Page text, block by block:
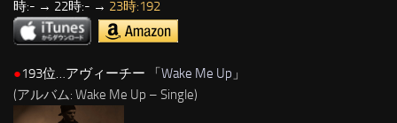
時:- → 22時:- → 23時:192
●193位…アヴィーチー 「Wake Me Up 」
(アルバム: Wake Me Up – Single)